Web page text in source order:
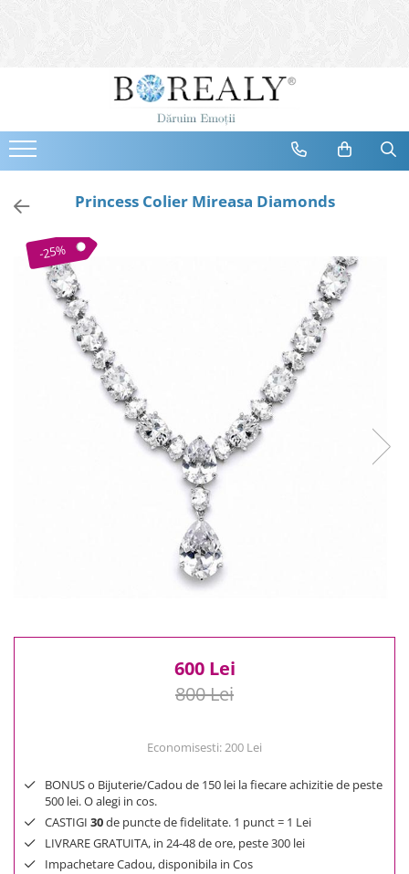
Bijuterii
Cercei
Bratari
Coliere
Brose
Tiare
Destinatari
Bijuterii Femei
Bijuterii Copii
Bijuterii Mirese
300 Lei - 500 Lei
Princess Colier Mireasa Diamonds
-25%
600 Lei
800 Lei
Economisesti:200 Lei
BONUS o Bijuterie/Cadou de 150 lei la fiecare achizitie de peste
500 lei. O alegi in cos.
CASTIGI 30de puncte de fidelitate. 1 punct = 1 Lei
LIVRARE GRATUITA, in 24-48 de ore, peste 300 lei
Impachetare Cadou, disponibila in Cos